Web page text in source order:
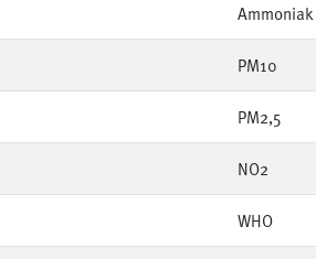
Ammoniak
PM10
PM2,5
NO2
WHO